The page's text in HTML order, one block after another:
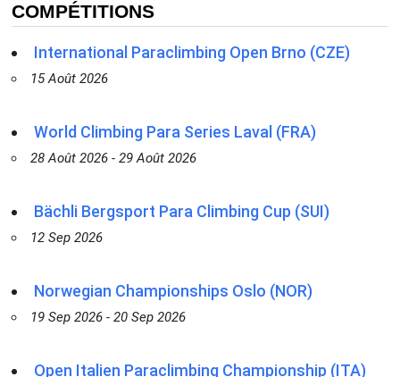
COMPÉTITIONS
International Paraclimbing Open Brno (CZE)
15 Août 2026
World Climbing Para Series Laval (FRA)
28 Août 2026 - 29 Août 2026
Bächli Bergsport Para Climbing Cup (SUI)
12 Sep 2026
Norwegian Championships Oslo (NOR)
19 Sep 2026 - 20 Sep 2026
Open Italien Paraclimbing Championship (ITA)